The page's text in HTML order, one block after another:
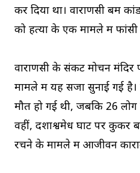
कर दिया था। वाराणसी बम
को हत्या के एक मामले में
वाराणसी के संकट मोचन मंदिर
मामले में यह सजा सुनाई गई
मौत हो गई थी, जबकि 26
वहीं, दशाश्वमेध घाट पर कुकर
रचने के मामले में आजीवन